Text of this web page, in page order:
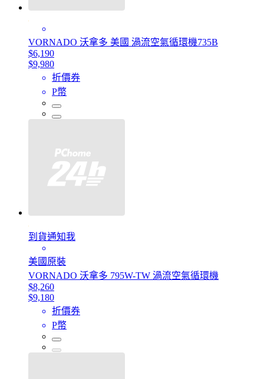
VORNADO 沃拿多 美國 渦流空氣循環機735B
$6,190
$9,980
折價券
P幣
到貨通知我
美國原裝
VORNADO 沃拿多 795W-TW 渦流空氣循環機
$8,260
$9,180
折價券
P幣